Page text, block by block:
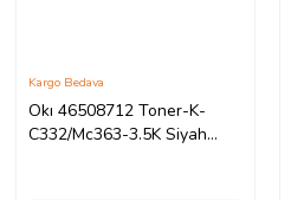
Okı 46508712 Toner-K-
C332/Mc363-3.5K Siyah
Kargo Bedava